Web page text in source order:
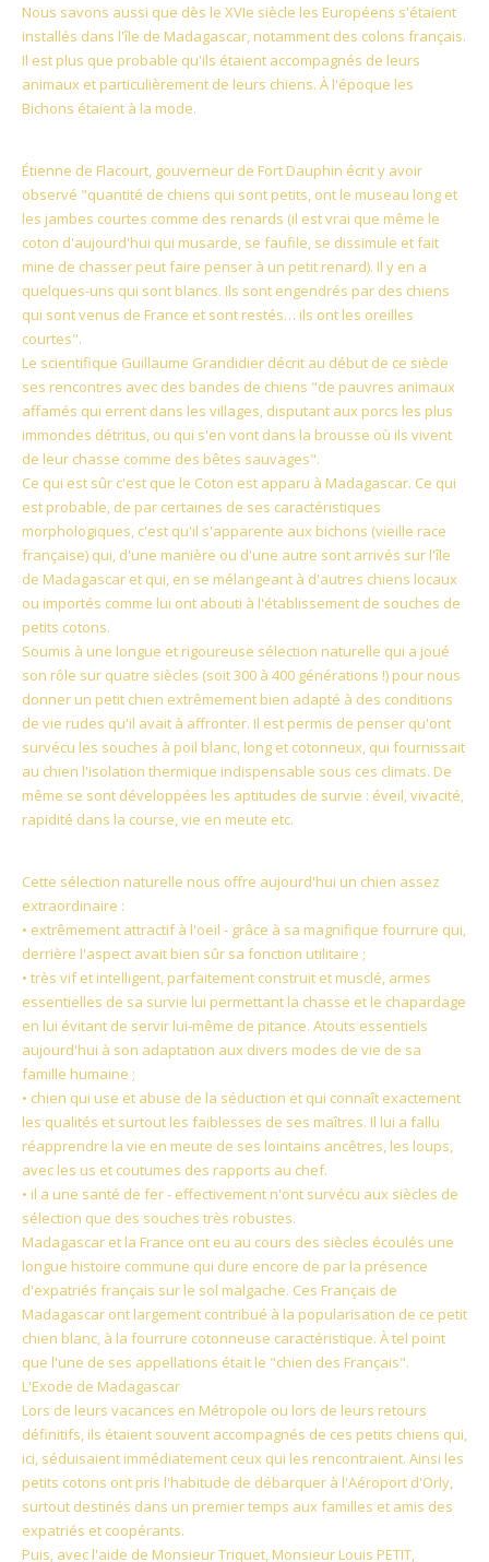
Nous savons aussi que dès le XVIe siècle les Européens s'étaient
installés dans l'île de Madagascar, notamment des colons français.
Il est plus que probable qu'ils étaient accompagnés de leurs
animaux et particulièrement de leurs chiens. À l'époque les
Bichons étaient à la mode.
Étienne de Flacourt, gouverneur de Fort Dauphin écrit y avoir
observé "quantité de chiens qui sont petits, ont le museau long et
les jambes courtes comme des renards (il est vrai que même le
coton d'aujourd'hui qui musarde, se faufile, se dissimule et fait
mine de chasser peut faire penser à un petit renard). Il y en a
quelques-uns qui sont blancs. Ils sont engendrés par des chiens
qui sont venus de France et sont restés… ils ont les oreilles
courtes".
Le scientifique Guillaume Grandidier décrit au début de ce siècle
ses rencontres avec des bandes de chiens "de pauvres animaux
affamés qui errent dans les villages, disputant aux porcs les plus
immondes détritus, ou qui s'en vont dans la brousse où ils vivent
de leur chasse comme des bêtes sauvages".
Ce qui est sûr c'est que le Coton est apparu à Madagascar. Ce qui
est probable, de par certaines de ses caractéristiques
morphologiques, c'est qu'il s'apparente aux bichons (vieille race
française) qui, d'une manière ou d'une autre sont arrivés sur l'île
de Madagascar et qui, en se mélangeant à d'autres chiens locaux
ou importés comme lui ont abouti à l'établissement de souches de
petits cotons.
Soumis à une longue et rigoureuse sélection naturelle qui a joué
son rôle sur quatre siècles (soit 300 à 400 générations !) pour nous
donner un petit chien extrêmement bien adapté à des conditions
de vie rudes qu'il avait à affronter. Il est permis de penser qu'ont
survécu les souches à poil blanc, long et cotonneux, qui fournissait
au chien l'isolation thermique indispensable sous ces climats. De
même se sont développées les aptitudes de survie : éveil, vivacité,
rapidité dans la course, vie en meute etc.
Cette sélection naturelle nous offre aujourd'hui un chien assez
extraordinaire :
• extrêmement attractif à l'oeil - grâce à sa magnifique fourrure qui,
derrière l'aspect avait bien sûr sa fonction utilitaire ;
• très vif et intelligent, parfaitement construit et musclé, armes
essentielles de sa survie lui permettant la chasse et le chapardage
en lui évitant de servir lui-même de pitance. Atouts essentiels
aujourd'hui à son adaptation aux divers modes de vie de sa
famille humaine ;
• chien qui use et abuse de la séduction et qui connaît exactement
les qualités et surtout les faiblesses de ses maîtres. Il lui a fallu
réapprendre la vie en meute de ses lointains ancêtres, les loups,
avec les us et coutumes des rapports au chef.
• il a une santé de fer - effectivement n'ont survécu aux siècles de
sélection que des souches très robustes.
Madagascar et la France ont eu au cours des siècles écoulés une
longue histoire commune qui dure encore de par la présence
d'expatriés français sur le sol malgache. Ces Français de
Madagascar ont largement contribué à la popularisation de ce petit
chien blanc, à la fourrure cotonneuse caractéristique. À tel point
que l'une de ses appellations était le "chien des Français".
L'Exode de Madagascar
Lors de leurs vacances en Métropole ou lors de leurs retours
définitifs, ils étaient souvent accompagnés de ces petits chiens qui,
ici, séduisaient immédiatement ceux qui les rencontraient. Ainsi les
petits cotons ont pris l'habitude de débarquer à l'Aéroport d'Orly,
surtout destinés dans un premier temps aux familles et amis des
expatriés et coopérants.
Puis, avec l'aide de Monsieur Triquet, Monsieur Louis PETIT,